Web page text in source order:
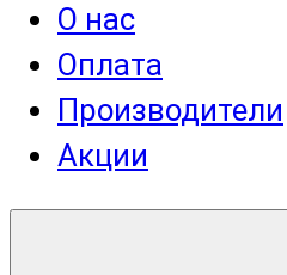
О нас
Оплата
Производители
Акции